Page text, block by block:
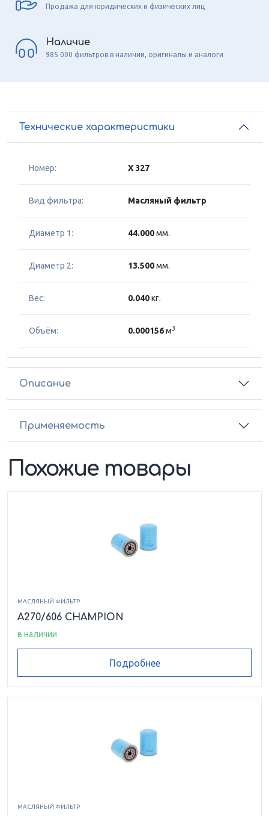
Продажа для юридических и физических лиц
Наличие
985 000 фильтров в наличии, оригиналы и аналоги
Технические характеристики
Номер: X 327
Вид фильтра: Масляный фильтр
Диаметр 1: 44.000мм.
Диаметр 2: 13.500мм.
Вес: 0.040кг.
Объём: 0.000156м3
Описание
Применяемость
Похожие товары
МАСЛЯНЫЙ ФИЛЬТР
A270/606 CHAMPION
в наличии
Подробнее
МАСЛЯНЫЙ ФИЛЬТР